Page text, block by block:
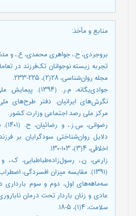
منابع و مأخذ:
تجربه زیسته نوجوانان تک‌فرزند در
مجله روان‌شناسی، ۲۸(۲)، ۲۲۵-۲۳۳.
جوادی‌یگانه، م.‌ر.
نگرش‌های ایرانیان. دفتر طرح‌های
مرکز ملی رصد اجتماعی وزارت کشور.
رضوانی،
دلایل روان‌شناختی سودگرایان بر
اخلاقی، ۴(۳)، ۱۰۳-۱۳۰.
زارعی، ن.، رسول‌زاده‌طباطبایی، ک.،
(۱۳۹۱). مقایسه میزان افسردگی،
سه‌ماهه‌های اول، دوم و سوم بارداری در
عادی و زنان باردار تحت درمان
سلامت، ۴(۱)، ۵-۱۸.